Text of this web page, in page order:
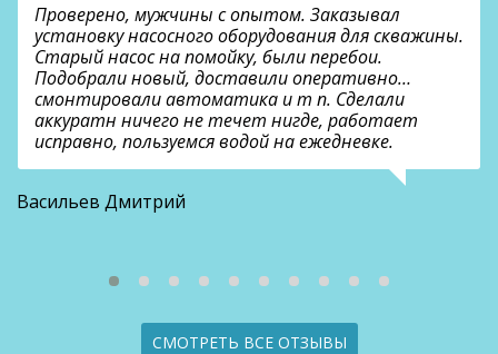
Проверено, мужчины с опытом. Заказывал
установку насосного оборудования для скважины.
Старый насос на помойку, были перебои.
Подобрали новый, доставили оперативно…
смонтировали автоматика и т п. Сделали
аккуратн ничего не течет нигде, работает
исправно, пользуемся водой на ежедневке.
Васильев Дмитрий
СМОТРЕТЬ ВСЕ ОТЗЫВЫ